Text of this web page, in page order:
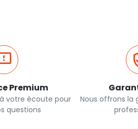
Premium
votre écoute pour
questions
Nous offrons la